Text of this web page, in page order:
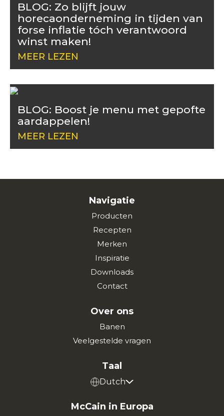
BLOG: Zo blijft jouw
horecaonderneming in tijden van
forse inflatie tóch verantwoord
winst maken!
MEER LEZEN
BLOG: Boost je menu met gepofte
aardappelen!
MEER LEZEN
Navigatie
Producten
Recepten
Merken
Inspiratie
Downloads
Contact
Over ons
Banen
Veelgestelde vragen
Taal
Dutch
McCain in Europa